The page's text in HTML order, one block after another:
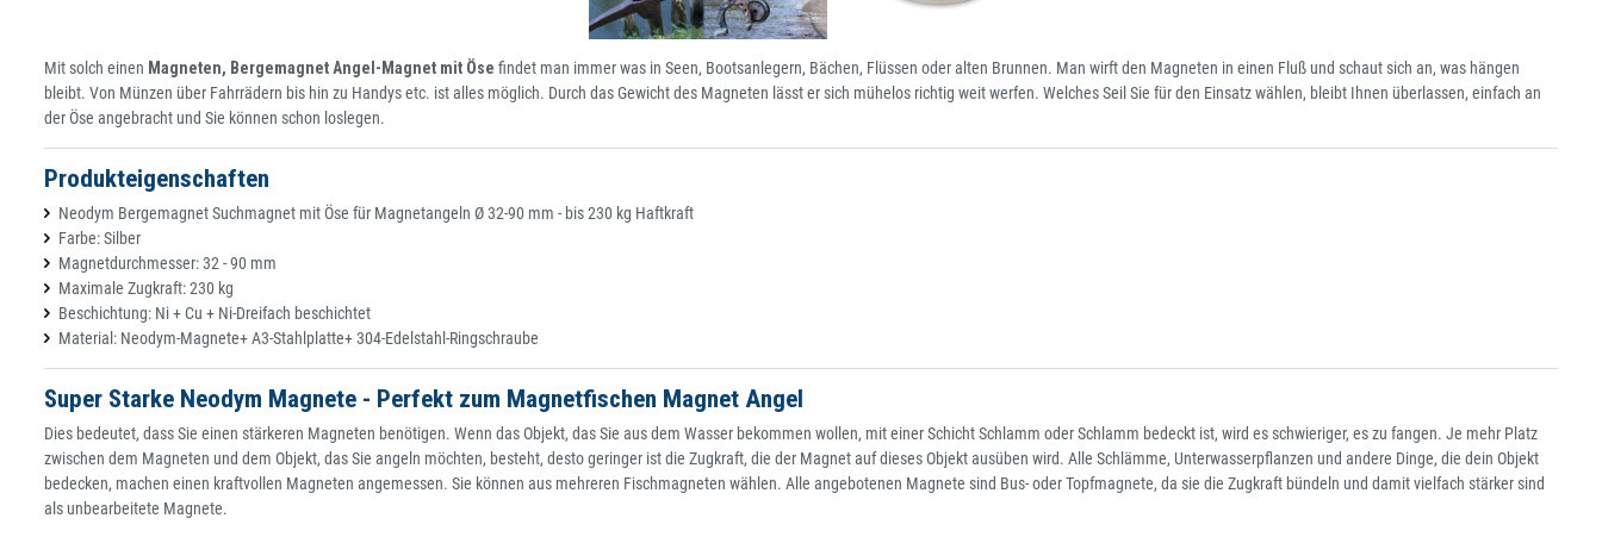
Mit solch einen Magneten, Bergemagnet Angel-Magnet mit Öse findet man immer was in Seen, Bootsanlegern, Bächen, Flüssen oder alten Brunnen. Man wirft den Magneten in einen Fluß und schaut sich an, was hängen
bleibt. Von Münzen über Fahrrädern bis hin zu Handys etc. ist alles möglich. Durch das Gewicht des Magneten lässt er sich mühelos richtig weit werfen. Welches Seil Sie für den Einsatz wählen, bleibt Ihnen überlassen, einfach an
der Öse angebracht und Sie können schon loslegen.
Produkteigenschaften
Neodym Bergemagnet Suchmagnet mit Öse für Magnetangeln Ø 32-90 mm - bis 230 kg Haftkraft
Farbe: Silber
Magnetdurchmesser: 32 - 90 mm
Maximale Zugkraft: 230 kg
Beschichtung: Ni + Cu + Ni-Dreifach beschichtet
Material: Neodym-Magnete+ A3-Stahlplatte+ 304-Edelstahl-Ringschraube
Super Starke Neodym Magnete - Perfekt zum Magnetfischen Magnet Angel
Dies bedeutet, dass Sie einen stärkeren Magneten benötigen. Wenn das Objekt, das Sie aus dem Wasser bekommen wollen, mit einer Schicht Schlamm oder Schlamm bedeckt ist, wird es schwieriger, es zu fangen. Je mehr Platz
zwischen dem Magneten und dem Objekt, das Sie angeln möchten, besteht, desto geringer ist die Zugkraft, die der Magnet auf dieses Objekt ausüben wird. Alle Schlämme, Unterwasserpflanzen und andere Dinge, die dein Objekt
bedecken, machen einen kraftvollen Magneten angemessen. Sie können aus mehreren Fischmagneten wählen. Alle angebotenen Magnete sind Bus- oder Topfmagnete, da sie die Zugkraft bündeln und damit vielfach stärker sind
als unbearbeitete Magnete.